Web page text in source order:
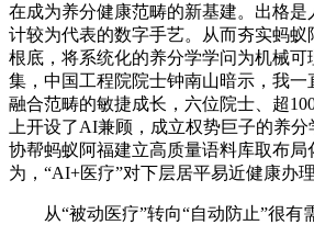
在成为养分健康范畴的新基建。出格是
计较为代表的数字手艺。从而夯实蚂蚁
根底，将系统化的养分学学问为机械可
集，中国工程院院士钟南山暗示，我
融合范畴的敏捷成长，六位院士、超
上开设了AI兼顾，成立权势巨子的养分
协帮蚂蚁阿福建立高质量语料库取布局
为，“AI+医疗”对下层居平易近健康办
从“被动医疗”转向“自动防止”很有